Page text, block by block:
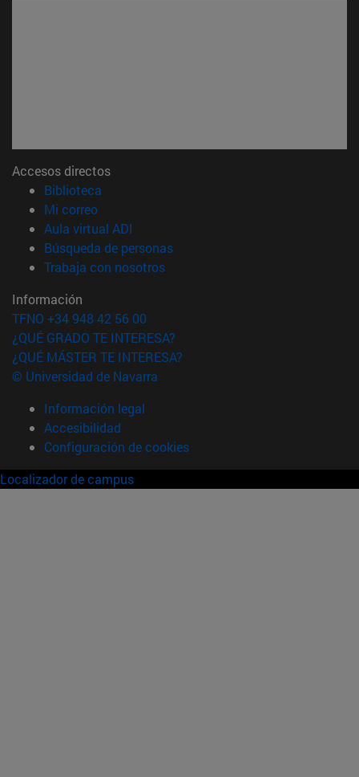
Accesos directos
Biblioteca
Mi correo(abre en nueva ventana)
Aula virtual ADI
Búsqueda de personas(abre en nueva ventana)
Trabaja con nosotros(abre en nueva ventana)
Información
TFNO +34 948 42 56 00
¿QUÉ GRADO TE INTERESA?
¿QUÉ MÁSTER TE INTERESA?
© Universidad de Navarra
Información legal
Accesibilidad
Configuración de cookies
Localizador de campus